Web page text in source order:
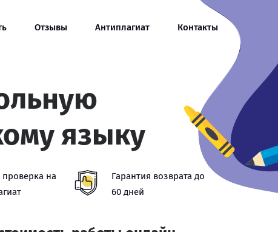
Отзывы Антиплагиат Контакты
языку
на
Гарантия возврата до
60 дней